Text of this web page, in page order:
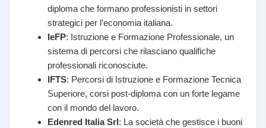
diploma che formano professionisti in settori
strategici per l’economia italiana.
IeFP: Istruzione e Formazione Professionale, un
sistema di percorsi che rilasciano qualifiche
professionali riconosciute.
IFTS: Percorsi di Istruzione e Formazione Tecnica
Superiore, corsi post-diploma con un forte legame
con il mondo del lavoro.
Edenred Italia Srl: La società che gestisce i buoni